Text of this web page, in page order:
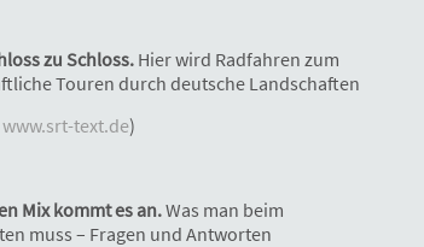
zu Schloss. Hier wird Radfahren zum
Touren durch deutsche Landschaften
www.srt-text.de)
Mix kommt es an.Was man beim
muss – Fragen und Antworten